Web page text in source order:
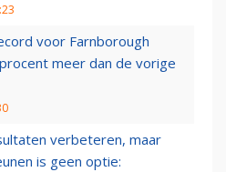
voor Farnborough
meer dan de vorige
verbeteren, maar
is geen optie: